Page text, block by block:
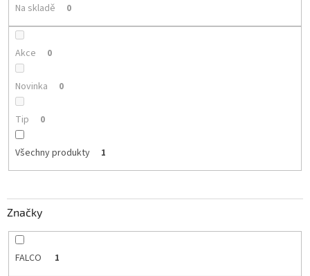
ů
Na skladě 0
Akce 0
Novinka 0
Tip 0
Všechny produkty 1
Značky
FALCO 1